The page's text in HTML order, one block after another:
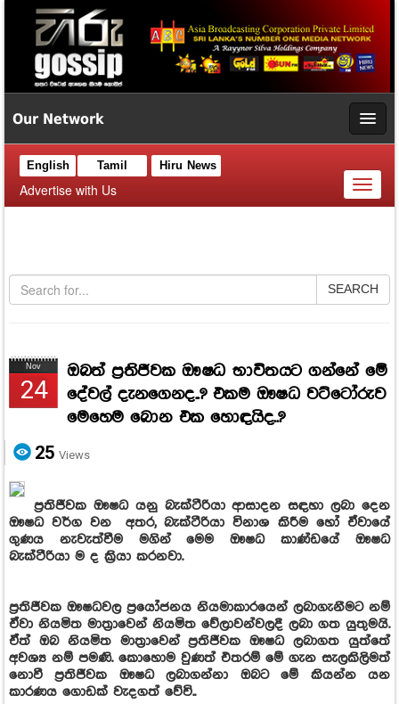
Our Network
English Tamil Hiru News
Advertise with Us
Toggle
SEARCH
Nov
24
ඔබත් ප්‍රති­ජී­වක ඖෂධ භාවිතයට ගන්නේ මේ
දේවල් දැනගෙනද..? එකම ඖෂධ වට්ටෝ­රු­ව
මෙහෙම බොන එක හොඳයිද..?
25 Views
ප්‍රතිජීවක ඖෂධ යනු බැක්ටීරියා ආසාදන සඳහා ලබා දෙන
ඖෂධ වර්ග වන අතර, බැක්ටීරියා විනාශ කිරීම හෝ ඒවායේ
ගුණය නැවැත්වීම මගින් මෙම ඖෂධ කාණ්ඩයේ ඖෂධ
බැක්ටීරියා ම ද ක්‍රියා කරනවා.
ප්‍රතිජීවක ඖෂධවල ප්‍රයෝජනය නියමාකාරයෙන් ලබාගැනීමට නම්
ඒවා නියමිත මාත්‍රාවෙන් නියමිත වේලාවන්වලදී ලබා ගත යුතුමයි.
ඒත් ඔබ නියමිත මාත්‍රාවෙන් ප්‍රතිජීවක ඖෂධ ලබාගත යුත්තේ
අවශ්‍ය නම් පමණි. කොහොම වුණත් එතරම් මේ ගැන සැලකිලිමත්
නොවී ප්‍රතිජීවක ඖෂධ ලබාගන්නා ඔබට මේ කියන්න යන
කාරණය ගොඩක් වැදගත් වේවි..